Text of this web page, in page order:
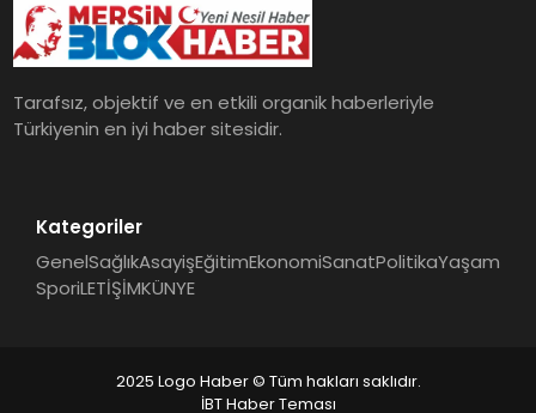
Tarafsız, objektif ve en etkili organik haberleriyle
Türkiyenin en iyi haber sitesidir.
Kategoriler
GenelSağlıkAsayişEğitimEkonomiSanatPolitikaYaşam
SporiLETİŞİMKÜNYE
2025 Logo Haber © Tüm hakları saklıdır.
İBT Haber Teması